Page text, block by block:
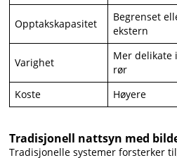
Opptakskapasitet
Begrenset
ekstern
Varighet
Mer delikate
rør
Koste
Høyere
Tradisjonell nattsyn med
Tradisjonelle systemer forsterker